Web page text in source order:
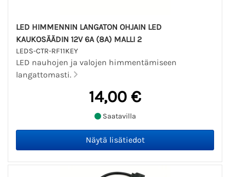
LED HIMMENNIN LANGATON OHJAIN LED
KAUKOSÄÄDIN 12V 6A (8A) MALLI 2
LEDS-CTR-RF11KEY
LED nauhojen ja valojen himmentämiseen
langattomasti.
14,00 €
Saatavilla